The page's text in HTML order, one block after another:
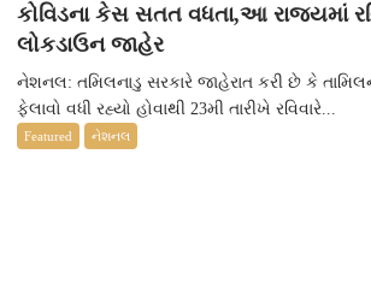
કોવિડના કેસ સતત વધતા,આ રાજ્યમાં
લોકડાઉન જાહેર
નેશનલ: તમિલનાડુ સરકારે જાહેરાત કરી છે કે
ફેલાવો વધી રહ્યો હોવાથી 23મી તારીખે રવિવારે...
Featured નેશનલ